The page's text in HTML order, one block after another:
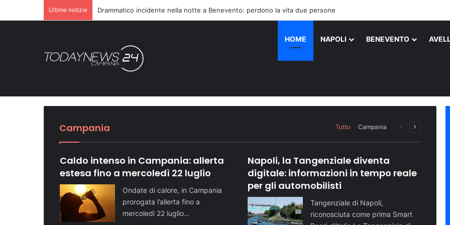
Ultime notizie Richiesta di farmaci non accolta, scatta l’aggressione ai danni dei medici
HOME NAPOLI BENEVENTO
Sette ragazzi ricoverati in ospedale dopo una
Una notte di paura a Casamicciola Terme, sull’isola d’Ischia, dove sette ragazzi, alcuni dei quali…
Dopo il carcere riorganizza il gruppo criminale:
Turismo in crescita: Napoli supera quota 500 mila
Telese Terme potenzia la sicurezza con nuovi
Domenica speciale in riva al mare: le tappe
Campania Tutto Campania
Pagina
Caldo intenso in Campania: allerta
estesa fino a mercoledì 22 luglio
Ondate di calore, in Campania
prorogata l’allerta fino a
mercoledì 22 luglio…
Napoli, la Tangenziale diventa
digitale: informazioni in tempo reale
per gli automobilisti
Tangenziale di Napoli,
riconosciuta come prima Smart